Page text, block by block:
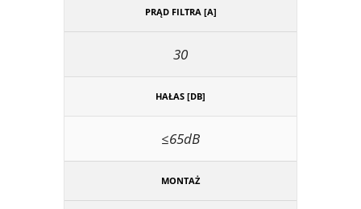
PRĄD FILTRA [A]
30
HAŁAS [DB]
≤65dB
MONTAŻ